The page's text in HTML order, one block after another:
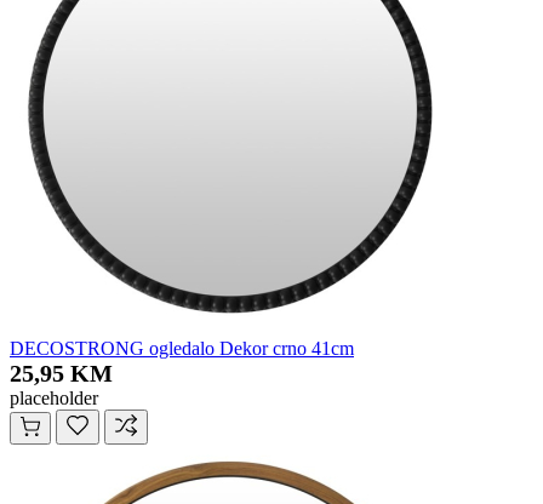
DECOSTRONG ogledalo Dekor crno 41cm
25,95 KM
placeholder